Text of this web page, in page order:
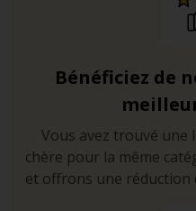
Bénéficiez de
Vous avez trouvé une
chère pour la même
et offrons une réduction